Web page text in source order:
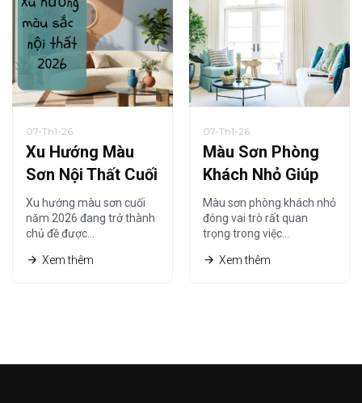
07-Th1-26
Xu Hướng Màu
Sơn Nội Thất Cuối
Năm 2026 Được
Ưa Chuộng Nhất
Xu hướng màu sơn cuối
năm 2026 đang trở thành
chủ đề được…
Xem thêm
07-Th1-26
Màu Sơn Phòng
Khách Nhỏ Giúp
Không Gian Trông
Rộng Hơn Năm
2026
Màu sơn phòng khách nhỏ
đóng vai trò rất quan
trọng trong việc…
Xem thêm